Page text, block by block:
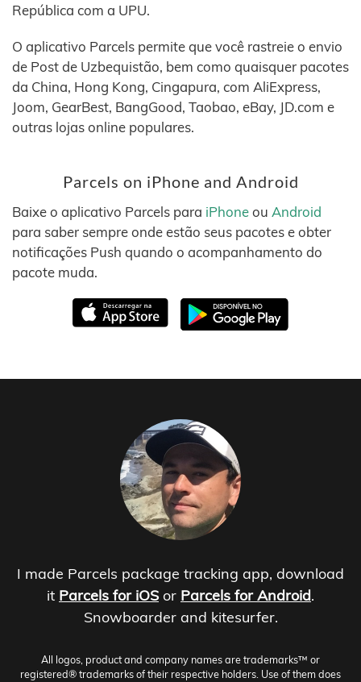
República com a UPU.
O aplicativo Parcels permite que você rastreie o envio
de Post de Uzbequistão, bem como quaisquer pacotes
da China, Hong Kong, Cingapura, com AliExpress,
Joom, GearBest, BangGood, Taobao, eBay, JD.com e
outras lojas online populares.
Parcels on iPhone and Android
Baixe o aplicativo Parcels para iPhoneou Android
para saber sempre onde estão seus pacotes e obter
notificações Push quando o acompanhamento do
pacote muda.
I made Parcels package tracking app, download
it Parcels for iOS or Parcels for Android.
Snowboarder and kitesurfer.
All logos, product and company names are trademarks™ or
registered® trademarks of their respective holders. Use of them does